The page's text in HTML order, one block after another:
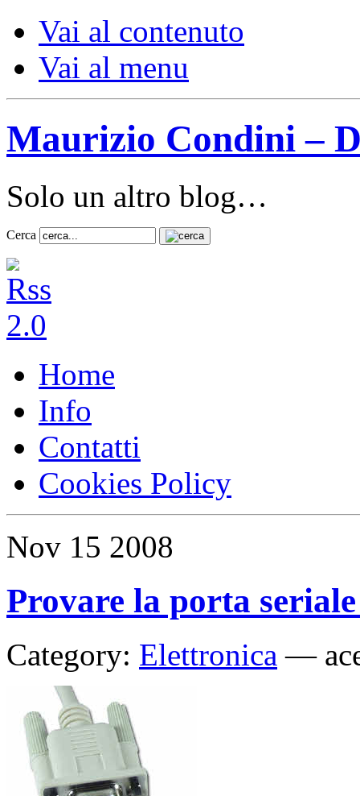
Vai al contenuto
Vai al menu
Maurizio Condini –
Solo un altro blog…
Cerca
Home
Info
Contatti
Cookies Policy
Nov 15 2008
Provare la porta
Category: Elettronica —